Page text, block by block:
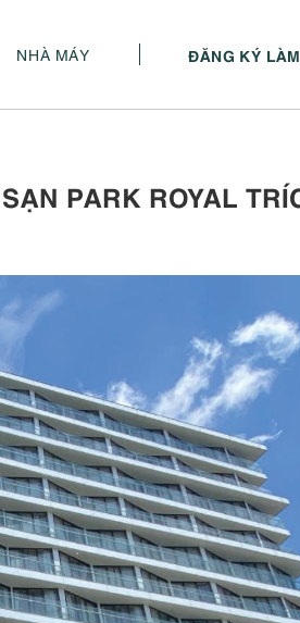
ĐĂNG KÝ
NHÀ MÁY
PARK ROYAL